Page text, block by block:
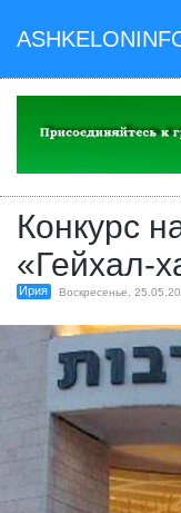
Конкурс
«Гейхал-
Ирия Воскресенье,